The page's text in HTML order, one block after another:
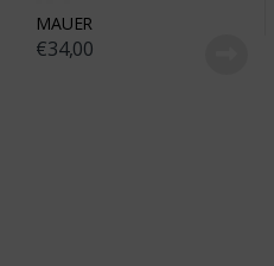
MAUER
€34,00